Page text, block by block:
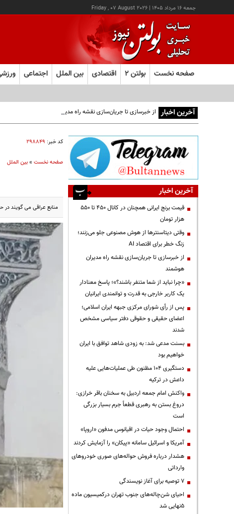
جمعه ۱۶ مرداد ۱۴۰۵ |
Friday , 07 August 2026
صفحه نخست بولتن ۲ اقتصادی بین الملل اجتماعی
آخرین اخبار از خبرسازی تا جریان‌سازی نقشه راه مدیران هوشمند
کد خبر: ۲۹۸۸۴۹
صفحه نخست»بین الملل
منابع عراقی می گویند
آخرین اخبار
قیمت‌ برنج ایرانی همچنان در کانال ۴۵۰ تا ۵۵۰
هزار تومان
وقتی دیتاسنترها از هوش مصنوعی جلو می‌زنند؛
زنگ خطر برای اقتصاد AI
از خبرسازی تا جریان‌سازی نقشه راه مدیران
هوشمند
«چرا نباید از شما متنفر باشند؟»؛ پاسخ معنادار
یک کاربر خارجی به قدرت و توانمندی ایرانیان
پس از رأی شورای مرکزی جبهه ایران اسلامی؛
اعضای حقیقی و حقوقی دفتر سیاسی مشخص
شدند
بسنت مدعی شد: به زودی شاهد توافق با ایران
خواهیم بود
دستگیری ۱۰۴ مظنون طی عملیات‌هایی علیه
داعش در ترکیه
واکنش امام جمعه اردبیل به سخنان باقر خرازی:
دروغ بستن به رهبری قطعاً جرم بسیار بزرگی
است
احتمال وجود حیات در اقیانوس مدفون «اروپا»
آمریکا و اسرائیل سامانه «پیکان» را آزمایش کردند
هشدار درباره فروش حواله‌های صوری خودروهای
وارداتی
۷ توصیه برای آغاز نویسندگی
احیای شن‌چاله‌های جنوب تهران درکمیسیون ماده
۵نهایی شد